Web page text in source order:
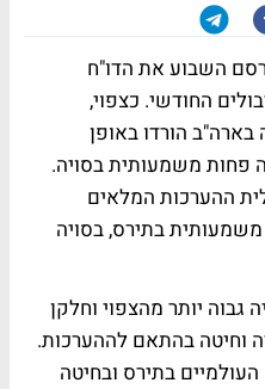
השבוע את הדו"ח
החודשי. כצפוי,
הורדו באופן
פחות משמעותית בסויה.
ההערכות המלאים
בתירס, בסויה
גבוה יותר מהצפוי וחלקן
וחיטה בהתאם לההערכות.
בתירס ובחיטה